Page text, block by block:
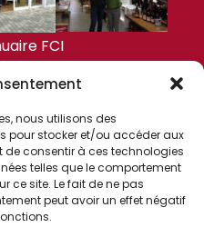
nous utilisons des
pour stocker et/ou accéder aux
consentir à ces technologies
telles que le comportement
ce site. Le fait de ne pas
peut avoir un effet négatif
FCI